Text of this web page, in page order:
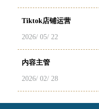
Tiktok店铺运营
2026/ 05/ 22
内容主管
2026/ 02/ 28